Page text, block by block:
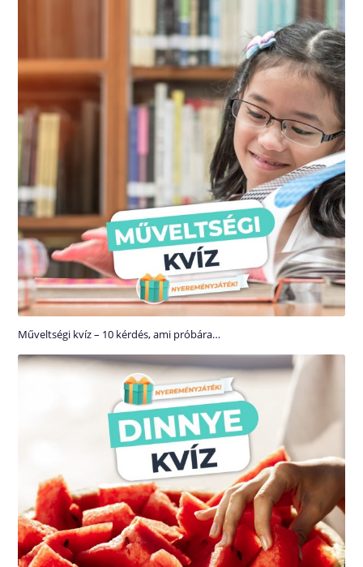
Műveltségi kvíz – 10 kérdés, ami próbára…